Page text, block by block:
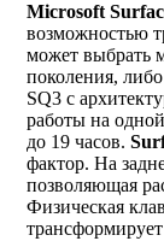
Microsoft
возможностью
может выбрать
поколения,
SQ3 с
работы на одной
до 19 часов.
фактор. На
позволяющая
Физическая